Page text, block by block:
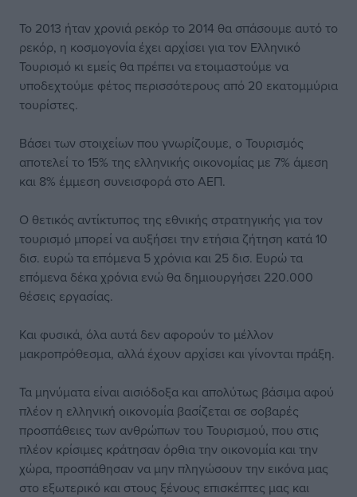
Το 2013 ήταν χρονιά ρεκόρ το 2014 θα σπάσουμε αυτό το
ρεκόρ, η κοσμογονία έχει αρχίσει για τον Ελληνικό
Τουρισμό κι εμείς θα πρέπει να ετοιμαστούμε να
υποδεχτούμε φέτος περισσότερους από 20 εκατομμύρια
τουρίστες.
Βάσει των στοιχείων που γνωρίζουμε, ο Τουρισμός
αποτελεί το 15% της ελληνικής οικονομίας με 7% άμεση
και 8% έμμεση συνεισφορά στο ΑΕΠ.
Ο θετικός αντίκτυπος της εθνικής στρατηγικής για τον
τουρισμό μπορεί να αυξήσει την ετήσια ζήτηση κατά 10
δισ. ευρώ τα επόμενα 5 χρόνια και 25 δισ. Ευρώ τα
επόμενα δέκα χρόνια ενώ θα δημιουργήσει 220.000
θέσεις εργασίας.
Και φυσικά, όλα αυτά δεν αφορούν το μέλλον
μακροπρόθεσμα, αλλά έχουν αρχίσει και γίνονται πράξη.
Τα μηνύματα είναι αισιόδοξα και απολύτως βάσιμα αφού
πλέον η ελληνική οικονομία βασίζεται σε σοβαρές
προσπάθειες των ανθρώπων του Τουρισμού, που στις
πλέον κρίσιμες κράτησαν όρθια την οικονομία και την
χώρα, προσπάθησαν να μην πληγώσουν την εικόνα μας
στο εξωτερικό και στους ξένους επισκέπτες μας και